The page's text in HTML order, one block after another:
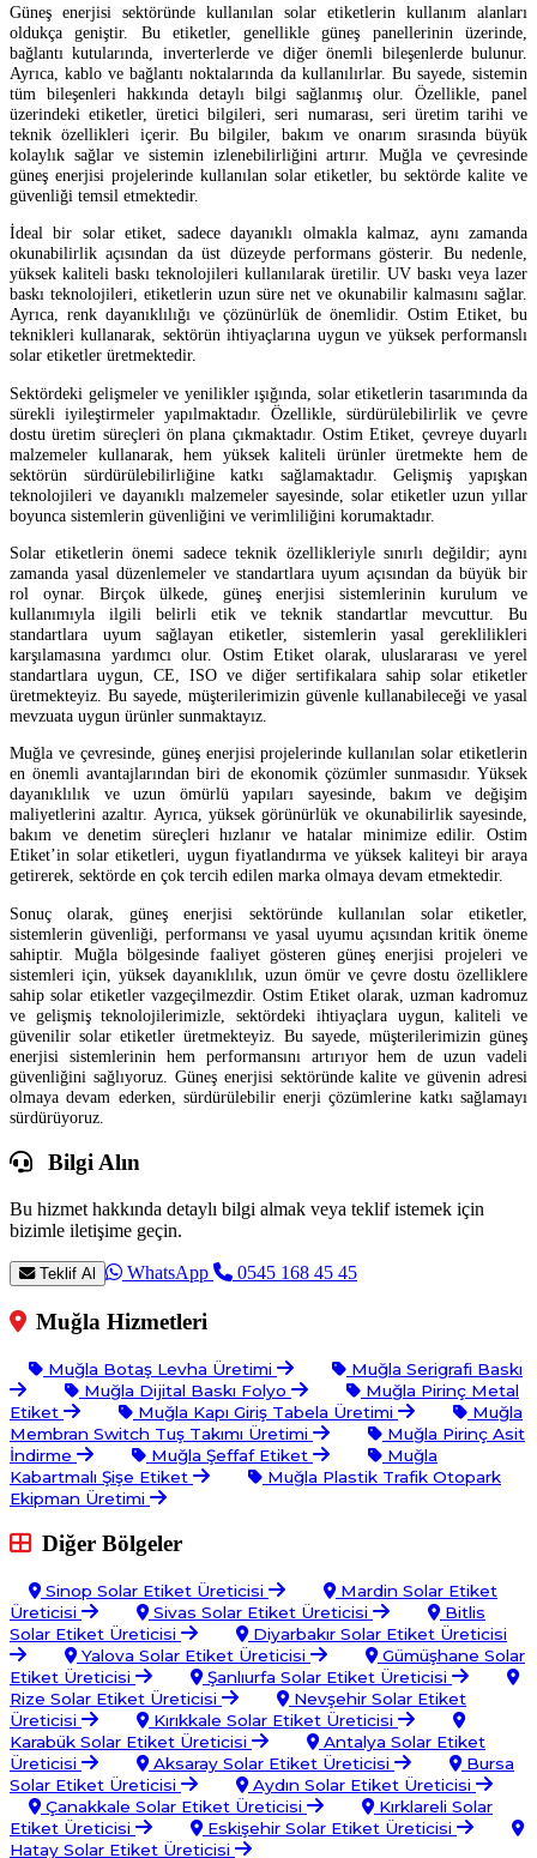
Güneş enerjisi sektöründe kullanılan solar etiketlerin kullanım alanları
oldukça geniştir. Bu etiketler, genellikle güneş panellerinin üzerinde,
bağlantı kutularında, inverterlerde ve diğer önemli bileşenlerde bulunur.
Ayrıca, kablo ve bağlantı noktalarında da kullanılırlar. Bu sayede, sistemin
tüm bileşenleri hakkında detaylı bilgi sağlanmış olur. Özellikle, panel
üzerindeki etiketler, üretici bilgileri, seri numarası, seri üretim tarihi ve
teknik özellikleri içerir. Bu bilgiler, bakım ve onarım sırasında büyük
kolaylık sağlar ve sistemin izlenebilirliğini artırır. Muğla ve çevresinde
güneş enerjisi projelerinde kullanılan solar etiketler, bu sektörde kalite ve
güvenliği temsil etmektedir.
İdeal bir solar etiket, sadece dayanıklı olmakla kalmaz, aynı zamanda
okunabilirlik açısından da üst düzeyde performans gösterir. Bu nedenle,
yüksek kaliteli baskı teknolojileri kullanılarak üretilir. UV baskı veya lazer
baskı teknolojileri, etiketlerin uzun süre net ve okunabilir kalmasını sağlar.
Ayrıca, renk dayanıklılığı ve çözünürlük de önemlidir. Ostim Etiket, bu
teknikleri kullanarak, sektörün ihtiyaçlarına uygun ve yüksek performanslı
solar etiketler üretmektedir.
Sektördeki gelişmeler ve yenilikler ışığında, solar etiketlerin tasarımında da
sürekli iyileştirmeler yapılmaktadır. Özellikle, sürdürülebilirlik ve çevre
dostu üretim süreçleri ön plana çıkmaktadır. Ostim Etiket, çevreye duyarlı
malzemeler kullanarak, hem yüksek kaliteli ürünler üretmekte hem de
sektörün sürdürülebilirliğine katkı sağlamaktadır. Gelişmiş yapışkan
teknolojileri ve dayanıklı malzemeler sayesinde, solar etiketler uzun yıllar
boyunca sistemlerin güvenliğini ve verimliliğini korumaktadır.
Solar etiketlerin önemi sadece teknik özellikleriyle sınırlı değildir; aynı
zamanda yasal düzenlemeler ve standartlara uyum açısından da büyük bir
rol oynar. Birçok ülkede, güneş enerjisi sistemlerinin kurulum ve
kullanımıyla ilgili belirli etik ve teknik standartlar mevcuttur. Bu
standartlara uyum sağlayan etiketler, sistemlerin yasal gereklilikleri
karşılamasına yardımcı olur. Ostim Etiket olarak, uluslararası ve yerel
standartlara uygun, CE, ISO ve diğer sertifikalara sahip solar etiketler
üretmekteyiz. Bu sayede, müşterilerimizin güvenle kullanabileceği ve yasal
mevzuata uygun ürünler sunmaktayız.
Muğla ve çevresinde, güneş enerjisi projelerinde kullanılan solar etiketlerin
en önemli avantajlarından biri de ekonomik çözümler sunmasıdır. Yüksek
dayanıklılık ve uzun ömürlü yapıları sayesinde, bakım ve değişim
maliyetlerini azaltır. Ayrıca, yüksek görünürlük ve okunabilirlik sayesinde,
bakım ve denetim süreçleri hızlanır ve hatalar minimize edilir. Ostim
Etiket’in solar etiketleri, uygun fiyatlandırma ve yüksek kaliteyi bir araya
getirerek, sektörde en çok tercih edilen marka olmaya devam etmektedir.
Sonuç olarak, güneş enerjisi sektöründe kullanılan solar etiketler,
sistemlerin güvenliği, performansı ve yasal uyumu açısından kritik öneme
sahiptir. Muğla bölgesinde faaliyet gösteren güneş enerjisi projeleri ve
sistemleri için, yüksek dayanıklılık, uzun ömür ve çevre dostu özelliklere
sahip solar etiketler vazgeçilmezdir. Ostim Etiket olarak, uzman kadromuz
ve gelişmiş teknolojilerimizle, sektördeki ihtiyaçlara uygun, kaliteli ve
güvenilir solar etiketler üretmekteyiz. Bu sayede, müşterilerimizin güneş
enerjisi sistemlerinin hem performansını artırıyor hem de uzun vadeli
güvenliğini sağlıyoruz. Güneş enerjisi sektöründe kalite ve güvenin adresi
olmaya devam ederken, sürdürülebilir enerji çözümlerine katkı sağlamayı
sürdürüyoruz.
Bilgi Alın
Bu hizmet hakkında detaylı bilgi almak veya teklif istemek için
bizimle iletişime geçin.
Teklif Al WhatsApp 0545 168 45 45
Muğla Hizmetleri
Muğla Botaş Levha Üretimi
Muğla Serigrafi Baskı
Muğla Dijital Baskı Folyo
Muğla Pirinç Metal
Etiket
Muğla Kapı Giriş Tabela Üretimi
Muğla
Membran Switch Tuş Takımı Üretimi
Muğla Pirinç Asit
İndirme
Muğla Şeffaf Etiket
Muğla
Kabartmalı Şişe Etiket
Muğla Plastik Trafik Otopark
Ekipman Üretimi
Diğer Bölgeler
Sinop Solar Etiket Üreticisi
Mardin Solar Etiket
Üreticisi
Sivas Solar Etiket Üreticisi
Bitlis
Solar Etiket Üreticisi
Diyarbakır Solar Etiket Üreticisi
Yalova Solar Etiket Üreticisi
Gümüşhane Solar
Etiket Üreticisi
Şanlıurfa Solar Etiket Üreticisi
Rize Solar Etiket Üreticisi
Nevşehir Solar Etiket
Üreticisi
Kırıkkale Solar Etiket Üreticisi
Karabük Solar Etiket Üreticisi
Antalya Solar Etiket
Üreticisi
Aksaray Solar Etiket Üreticisi
Bursa
Solar Etiket Üreticisi
Aydın Solar Etiket Üreticisi
Çanakkale Solar Etiket Üreticisi
Kırklareli Solar
Etiket Üreticisi
Eskişehir Solar Etiket Üreticisi
Hatay Solar Etiket Üreticisi